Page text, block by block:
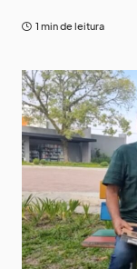
1 min de leitura